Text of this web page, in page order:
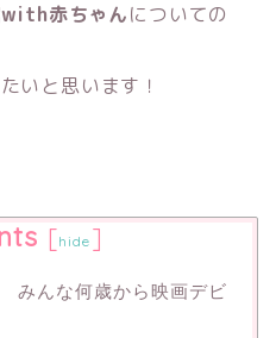
赤ちゃんについての
いと思います！
[hide ]
みんな何歳から映画デビ